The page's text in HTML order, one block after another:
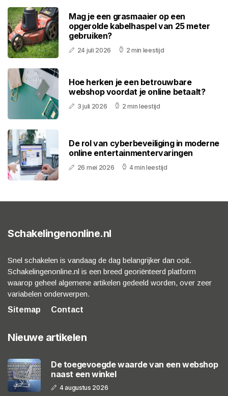
Mag je een grasmaaier op een
opgerolde kabelhaspel van 25 meter
gebruiken?
24 juli 2026 2 min leestijd
Hoe herken je een betrouwbare
webshop voordat je online betaalt?
3 juli 2026 2 min leestijd
De rol van cyberbeveiliging in moderne
online entertainmentervaringen
26 mei 2026 4 min leestijd
Schakelingenonline.nl
Snel schakelen is vandaag de dag belangrijker dan ooit.
Schakelingenonline.nl is een breed georiënteerd platform
waarop geheel algemene artikelen gedeeld worden, over zeer
variabelen onderwerpen.
Sitemap
Contact
Nieuwe artikelen
De toegevoegde waarde van een webshop
naast een winkel
4 augustus 2026